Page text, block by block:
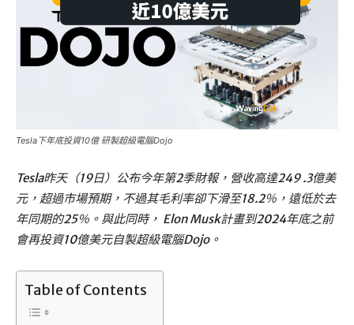
Tesla下年底投資10億 研製超級電腦Dojo
Tesla昨天（19日）公布今年第2季財報，營收高達249 .3億美
元，超過市場預期，不過其毛利率卻下滑至18.2％，遠低於去
年同期的25％。與此同時， Elon Musk計畫到2024年底之前
會再投資10億美元自製超級電腦Dojo。
Table of Contents